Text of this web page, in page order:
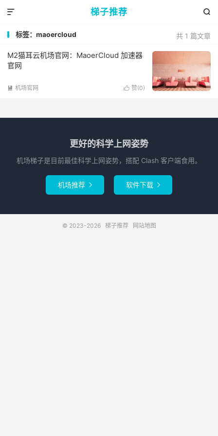
梯子推荐 

共 1 篇文章
标签：maoercloud
M2猫耳云机场官网：MaoerCloud 加速器
官网
 赞(0)
 机场官网
更好的科学上网姿势
机场梯子是目前最佳科学上网姿势，搭配 Clash 客户端食用。
机场推荐  软件下载 
© 2023-2026 梯子推荐 网站地图